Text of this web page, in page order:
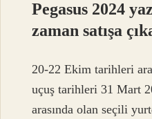
Pegasus 2024
zaman satışa
20-22 Ekim tarihleri
uçuş tarihleri ​​31 Mart
arasında olan seçili